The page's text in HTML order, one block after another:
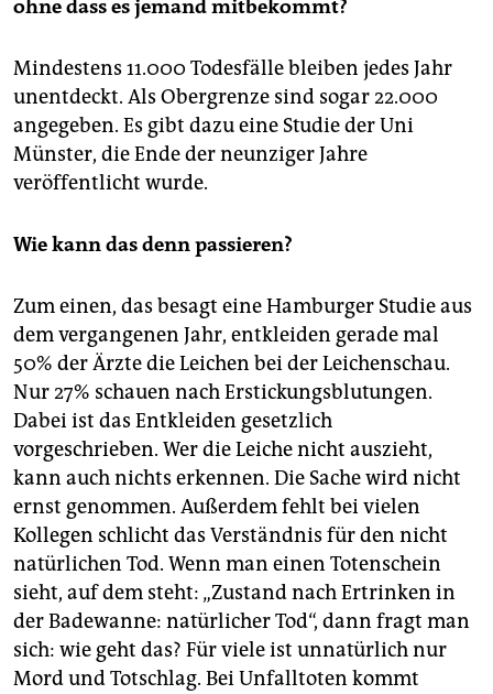
ohne dass es jemand mitbekommt?
Mindestens 11.000 Todesfälle bleiben jedes Jahr
unentdeckt. Als Obergrenze sind sogar 22.000
angegeben. Es gibt dazu eine Studie der Uni
Münster, die Ende der neunziger Jahre
veröffentlicht wurde.
Wie kann das denn passieren?
Zum einen, das besagt eine Hamburger Studie aus
dem vergangenen Jahr, entkleiden gerade mal
50% der Ärzte die Leichen bei der Leichenschau.
Nur 27% schauen nach Erstickungsblutungen.
Dabei ist das Entkleiden gesetzlich
vorgeschrieben. Wer die Leiche nicht auszieht,
kann auch nichts erkennen. Die Sache wird nicht
ernst genommen. Außerdem fehlt bei vielen
Kollegen schlicht das Verständnis für den nicht
natürlichen Tod. Wenn man einen Totenschein
sieht, auf dem steht: „Zustand nach Ertrinken in
der Badewanne: natürlicher Tod“, dann fragt man
sich: wie geht das? Für viele ist unnatürlich nur
Mord und Totschlag. Bei Unfalltoten kommt